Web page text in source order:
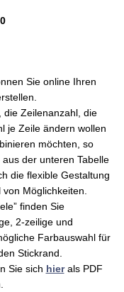
Sie online Ihren
Zeilenanzahl, die
je Zeile ändern wollen
möchten, so
der unteren Tabelle
die flexible Gestaltung
Möglichkeiten.
finden Sie
2-zeilige und
Farbauswahl für
Stickrand.
Sie sich hierals PDF